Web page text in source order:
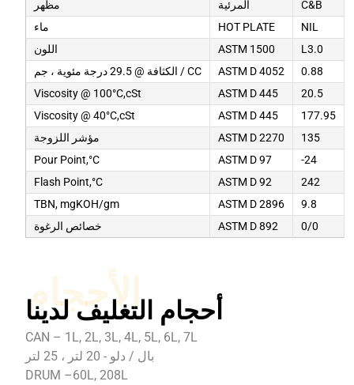
مظهر المرئية
C&B
ماء
HOT PLATE
NIL
اللون
ASTM 1500
L3.0
الكثافة @ 29.5 درجة مئوية ، جم / CC
ASTM D 4052
0.88
Viscosity @ 100°C,cSt
ASTM D 445
20.5
Viscosity @ 40°C,cSt
ASTM D 445
177.95
مؤشر اللزوجة
ASTM D 2270
135
Pour Point,°C
ASTM D 97
-24
Flash Point,°C
ASTM D 92
242
TBN, mgKOH/gm
ASTM D 2896
9.8
خصائص الرغوة
ASTM D 892 0/0
الأحجام
أحجام التغليف لدينا
CAN – 1L, 2L, 3L, 4L, 5L, 6L, 7L
بال / دلو - 20 لتر ، 25 لتر
DRUM –60L, 208L